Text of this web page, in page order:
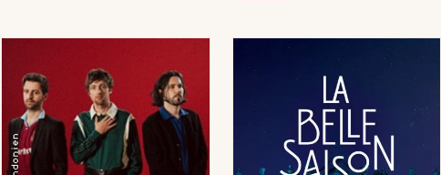
Magazine à Val de Briey